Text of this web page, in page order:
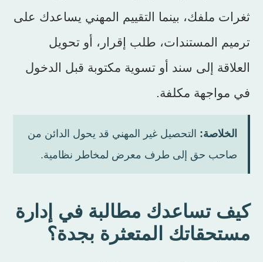
ثغرات ملفك، بينما التقييم المهني يساعدك على
ترميم المستندات، طلب إقرار، أو تحويل
العلاقة إلى سند أو تسوية مكتوبة قبل الدخول
في مواجهة مكلفة.
الخلاصة: التحصيل غير المهني قد يحول الدائن من
صاحب حق إلى طرف معرض لمخاطر نظامية.
كيف تساعدك مطالبة في إدارة
مستحقاتك المتعثرة بجدة؟